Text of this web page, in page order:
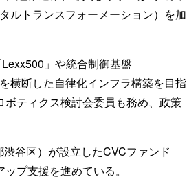
ルトランスフォーメーション）を加
」や統合制御基盤
横断した自律化インフラ構築を目指
ティクス検討会委員も務め、政策
谷区）が設立したCVCファンド
プ支援を進めている。